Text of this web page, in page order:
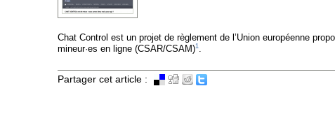
Chat Control est un projet de règlement de l’Union européenne
mineur·es en ligne (CSAR/CSAM)1.
Partager cet article :